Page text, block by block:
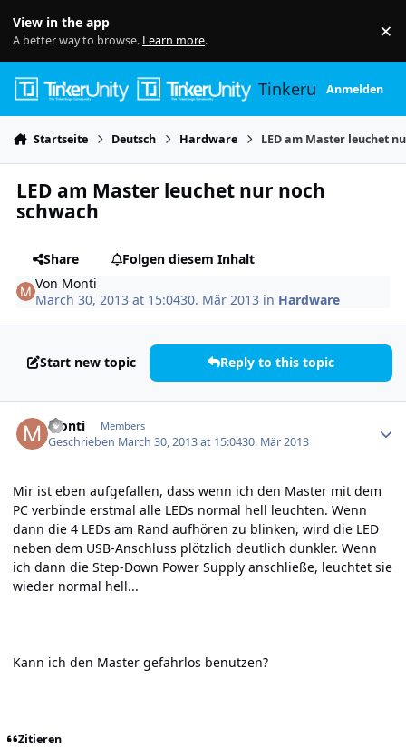
View in the app
A better way to browse. Learn more. ×
TinkerunityAnmelden
Startseite Deutsch Hardware LED am Master leuchet
LED am Master leuchet nur noch
schwach
Share
Folgen diesem Inhalt
Von Monti
March 30, 2013 at 15:0430. Mär 2013 in Hardware
Start new topic Reply to this topic
Monti Members
Geschrieben March 30, 2013 at 15:0430. Mär 2013
Mir ist eben aufgefallen, dass wenn ich den Master mit dem
PC verbinde erstmal alle LEDs normal hell leuchten. Wenn
dann die 4 LEDs am Rand aufhören zu blinken, wird die LED
neben dem USB-Anschluss plötzlich deutlich dunkler. Wenn
ich dann die Step-Down Power Supply anschließe, leuchtet sie
wieder normal hell...
Kann ich den Master gefahrlos benutzen?
Zitieren